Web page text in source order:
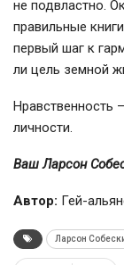
не подвластно.
правильные
первый шаг к
ли цель земной
Нравственность
личности.
Ваш Ларсон
Автор: Гей-
Ларсон